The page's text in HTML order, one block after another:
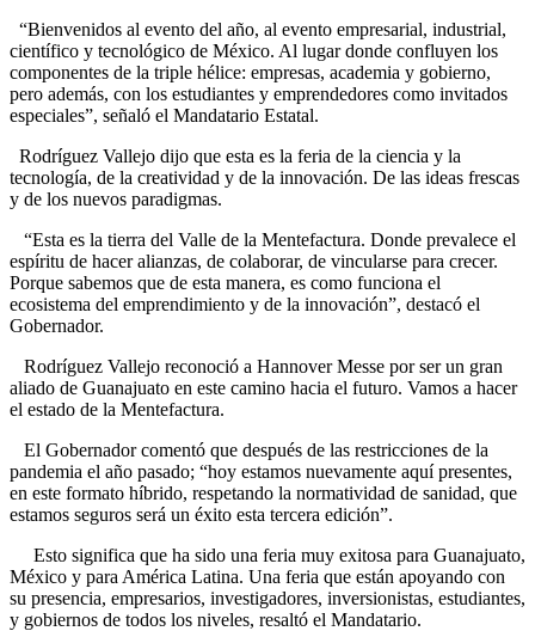
“Bienvenidos al evento del año, al evento empresarial, industrial,
científico y tecnológico de México. Al lugar donde confluyen los
componentes de la triple hélice: empresas, academia y gobierno,
pero además, con los estudiantes y emprendedores como invitados
especiales”, señaló el Mandatario Estatal.
Rodríguez Vallejo dijo que esta es la feria de la ciencia y la
tecnología, de la creatividad y de la innovación. De las ideas frescas
y de los nuevos paradigmas.
“Esta es la tierra del Valle de la Mentefactura. Donde prevalece el
espíritu de hacer alianzas, de colaborar, de vincularse para crecer.
Porque sabemos que de esta manera, es como funciona el
ecosistema del emprendimiento y de la innovación”, destacó el
Gobernador.
Rodríguez Vallejo reconoció a Hannover Messe por ser un gran
aliado de Guanajuato en este camino hacia el futuro. Vamos a hacer
el estado de la Mentefactura.
El Gobernador comentó que después de las restricciones de la
pandemia el año pasado; “hoy estamos nuevamente aquí presentes,
en este formato híbrido, respetando la normatividad de sanidad, que
estamos seguros será un éxito esta tercera edición”.
Esto significa que ha sido una feria muy exitosa para Guanajuato,
México y para América Latina. Una feria que están apoyando con
su presencia, empresarios, investigadores, inversionistas, estudiantes,
y gobiernos de todos los niveles, resaltó el Mandatario.